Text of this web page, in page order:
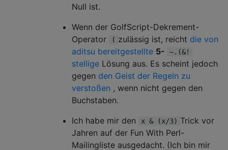
Null ist.
Wenn der GolfScript-Dekrement-
Operator
( zulässig ist, reicht die von
aditsu bereitgestellte 5- ~.(&!
stellige Lösung aus. Es scheint jedoch
gegen den Geist der Regeln zu
verstoßen , wenn nicht gegen den
Buchstaben.
Ich habe mir den
x & (x/3) Trick vor
Jahren auf der Fun With Perl-
Mailingliste ausgedacht. (Ich bin mir